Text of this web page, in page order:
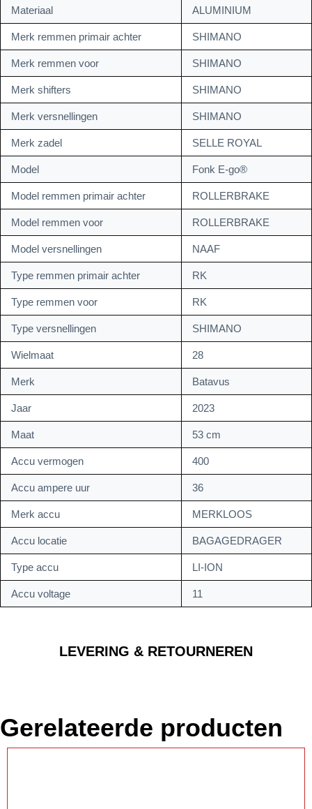
LEVERING & RETOURNEREN
Materiaal ALUMINIUM
Merk remmen primair achter SHIMANO
Merk remmen voor SHIMANO
Merk shifters SHIMANO
Merk versnellingen SHIMANO
Merk zadel SELLE ROYAL
Model Fonk E-go®
Model remmen primair achter ROLLERBRAKE
Model remmen voor ROLLERBRAKE
Model versnellingen NAAF
Type remmen primair achter RK
Type remmen voor RK
Type versnellingen SHIMANO
Wielmaat 28
Merk Batavus
Jaar 2023
Maat 53 cm
Accu vermogen 400
Accu ampere uur 36
Merk accu MERKLOOS
Accu locatie BAGAGEDRAGER
Type accu LI-ION
Accu voltage 11
Gerelateerde producten